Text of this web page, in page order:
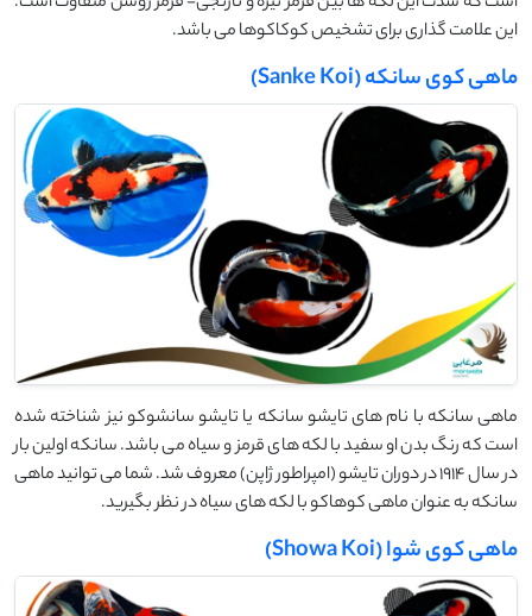
این علامت گذاری برای تشخیص کوکاکوها می باشد.
ماهی کوی سانکه (Sanke Koi)
ماهی سانکه با نام های تایشو سانکه یا تایشو سانشوکو نیز شناخته شده
است که رنگ بدن او سفید با لکه های قرمز و سیاه می باشد. سانکه اولین بار
در سال 1914 در دوران تایشو (امپراطور ژاپن) معروف شد. شما می توانید ماهی
سانکه به عنوان ماهی کوهاکو با لکه های سیاه در نظر بگیرید.
ماهی کوی شوا (Showa Koi)